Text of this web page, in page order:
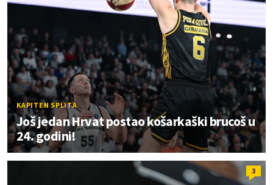
KAPITEN SPLITA
Još jedan Hrvat postao košarkaški brucoš u
24. godini!
3